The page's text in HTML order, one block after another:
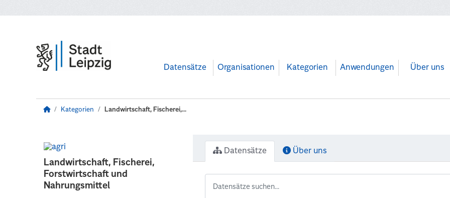
Datensätze Organisationen Kategorien Anwendungen Über uns
Kategorien Landwirtschaft, Fischerei,...
Landwirtschaft, Fischerei,
Forstwirtschaft und
Nahrungsmittel
Datensätze Über uns